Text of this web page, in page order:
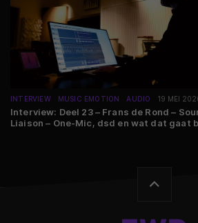
INTERVIEW MUSIC EMOTION AUDIO 19 MEI
Interview: Deel 23 – Frans de Rond –
Liaison – One-Mic, dsd en wat dat gaat